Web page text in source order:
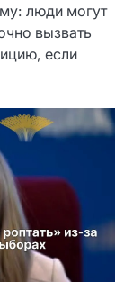
люди могут
вызвать
если